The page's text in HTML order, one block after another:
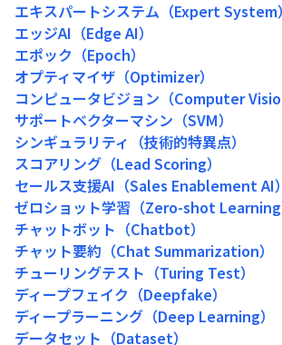
エキスパートシステム（Expert System）
エッジAI（Edge AI）
エポック（Epoch）
オプティマイザ（Optimizer）
コンピュータビジョン（Computer
サポートベクターマシン（SVM）
シンギュラリティ（技術的特異点）
スコアリング（Lead Scoring）
セールス支援AI（Sales Enablement AI）
ゼロショット学習（Zero-shot Learning
チャットボット（Chatbot）
チャット要約（Chat Summarization）
チューリングテスト（Turing Test）
ディープフェイク（Deepfake）
ディープラーニング（Deep Learning）
データセット（Dataset）